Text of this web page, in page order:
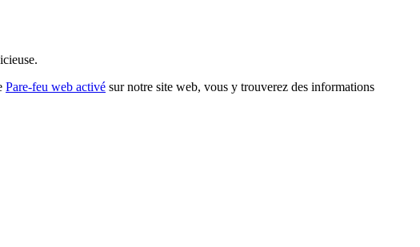
Pare-feu web activé sur notre site web, vous y trouverez des informations